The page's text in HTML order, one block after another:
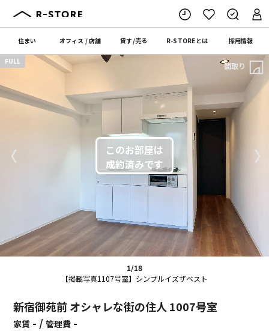
住まい オフィス /店舗 貸す/売る R-STOREとは 採用情報
1/18
【掲載写真1107号室】シンプルイズザベスト
〈 〉
FULL 間取り
新宿御苑前 オシャレな街の住人 1007号室
家賃 - /管理費 -